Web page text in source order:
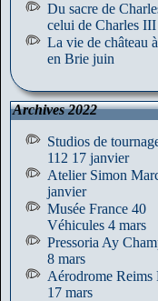
Du sacre de
celui de Charles
La vie de château
en Brie juin
Archives 2022
Studios de
112 17 janvier
Atelier Simon
janvier
Musée France 40
Véhicules 4 mars
Pressoria Ay
8 mars
Aérodrome Reims
17 mars